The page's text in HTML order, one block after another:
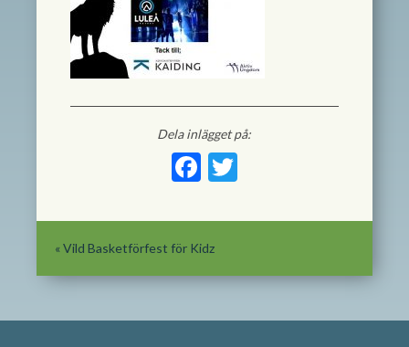
Dela inlägget på:
Facebook
Twitter
« Vild Basketförfest för Kidz